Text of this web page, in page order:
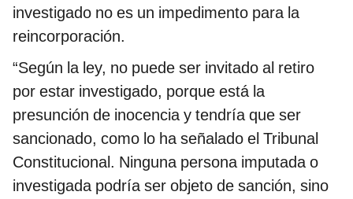
investigado no es un impedimento para la
reincorporación.
“Según la ley, no puede ser invitado al retiro
por estar investigado, porque está la
presunción de inocencia y tendría que ser
sancionado, como lo ha señalado el Tribunal
Constitucional. Ninguna persona imputada o
investigada podría ser objeto de sanción, sino